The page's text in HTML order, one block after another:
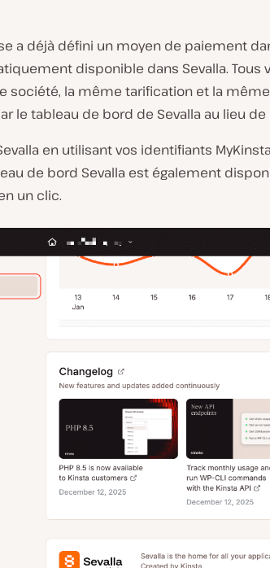
a déjà défini un moyen de paiement
disponible dans Sevalla. Tous
société, la même tarification et la même
le tableau de bord de Sevalla au lieu de
en utilisant vos identifiants
de bord Sevalla est également
un clic.